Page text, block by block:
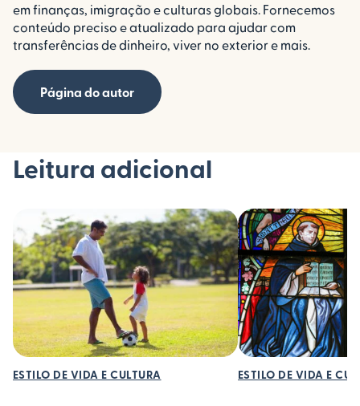
em finanças, imigração e culturas globais. Fornecemos
conteúdo preciso e atualizado para ajudar com
transferências de dinheiro, viver no exterior e mais.
Página do autor
Leitura adicional
ESTILO DE VIDA E CULTURA ESTILO DE VIDA E